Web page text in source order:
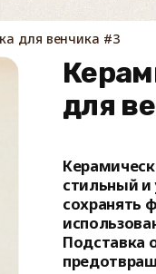
для венчика #3
для
стильный и
сохранять
Подставка